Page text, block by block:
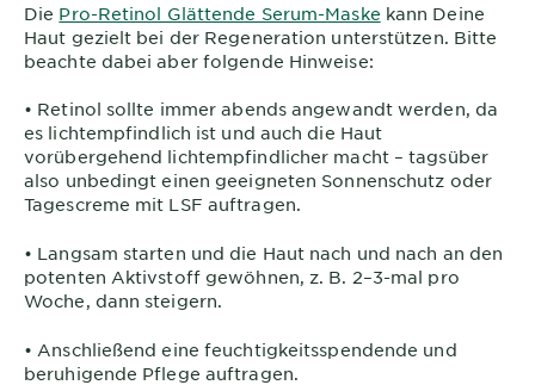
Die Pro-Retinol Glättende Serum-Maske kann Deine
Haut gezielt bei der Regeneration unterstützen. Bitte
beachte dabei aber folgende Hinweise:
• Retinol sollte immer abends angewandt werden, da
es lichtempfindlich ist und auch die Haut
vorübergehend lichtempfindlicher macht – tagsüber
also unbedingt einen geeigneten Sonnenschutz oder
Tagescreme mit LSF auftragen.
• Langsam starten und die Haut nach und nach an den
potenten Aktivstoff gewöhnen, z. B. 2–3-mal pro
Woche, dann steigern.
• Anschließend eine feuchtigkeitsspendende und
beruhigende Pflege auftragen.